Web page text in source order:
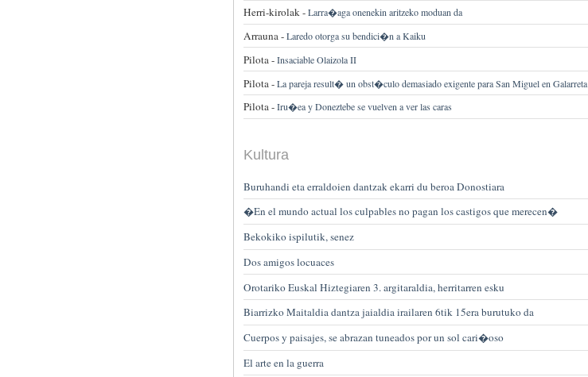
Herri-kirolak -Larra�aga onenekin aritzeko moduan da
Arrauna -Laredo otorga su bendici�n a Kaiku
Pilota -Insaciable Olaizola II
Pilota -La pareja result� un obst�culo demasiado exigente para San Miguel en Galarreta
Pilota -Iru�ea y Doneztebe se vuelven a ver las caras
Kultura
Buruhandi eta erraldoien dantzak ekarri du beroa Donostiara
�En el mundo actual los culpables no pagan los castigos que merecen�
Bekokiko ispilutik, senez
Dos amigos locuaces
Orotariko Euskal Hiztegiaren 3. argitaraldia, herritarren esku
Biarrizko Maitaldia dantza jaialdia irailaren 6tik 15era burutuko da
Cuerpos y paisajes, se abrazan tuneados por un sol cari�oso
El arte en la guerra